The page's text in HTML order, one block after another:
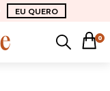
EU QUERO
0